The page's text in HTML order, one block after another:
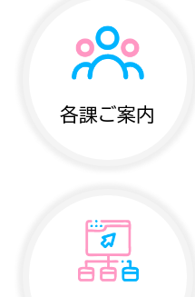
各課ご案内